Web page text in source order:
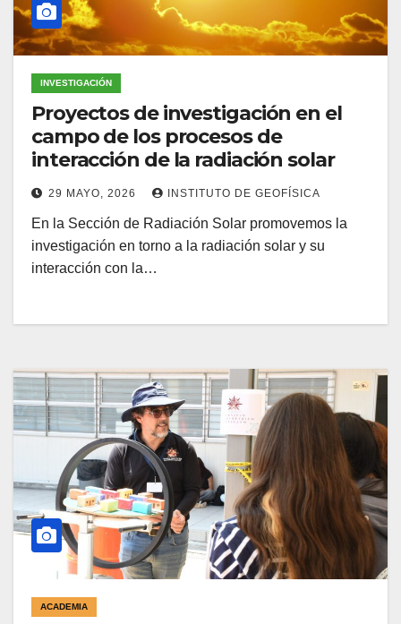
INVESTIGACIÓN
Proyectos de investigación en el
campo de los procesos de
interacción de la radiación solar
29 MAYO, 2026 INSTITUTO DE GEOFÍSICA
En la Sección de Radiación Solar promovemos la
investigación en torno a la radiación solar y su
interacción con la…
ACADEMIA